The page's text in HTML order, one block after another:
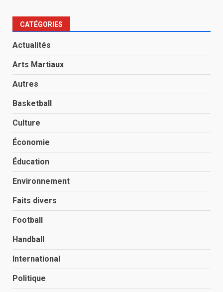
CATÉGORIES
Actualités
Arts Martiaux
Autres
Basketball
Culture
Économie
Éducation
Environnement
Faits divers
Football
Handball
International
Politique